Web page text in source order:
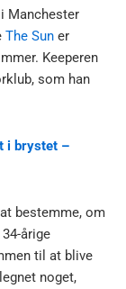
Manchester
The Sun er
Keeperen
som han
i brystet –
bestemme, om
årige
til at blive
noget,